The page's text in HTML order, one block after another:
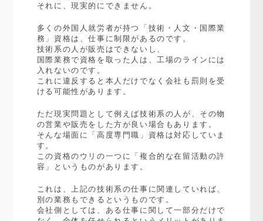
それに、現実的にできません。
多くの外国人就労者が持つ「技術・人文・国際業
務」資格は、仕事に制限があるのです。
技術系の人が販売はできないし、
国際業務で資格を取った人は、工場のラインには
入れないのです。
これに違反すると本人だけでなく会社も罰則を受
ける可能性があります。
ただ現実問題として例えば技術系の人が、その物
の営業や販売をした方が良い場合もあります。
そんな場面に「高度専門職」資格は対応していま
す。
この資格のウリの一つに「複合的な在留活動の許
容」というものがあります。
これは、上記の技術系の仕事に関連していれば、
別の業務もできるというものです。
会社側としては、ある仕事に関して一部分だけで